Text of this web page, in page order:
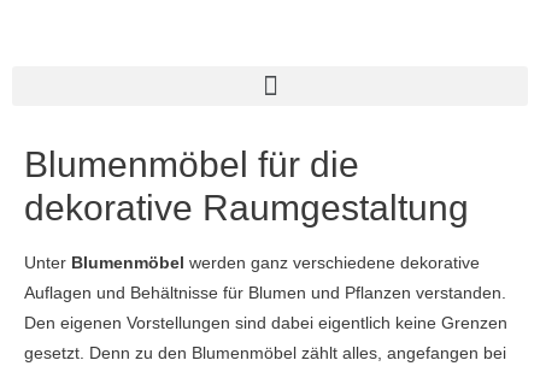
Blumenmöbel für die
dekorative Raumgestaltung
Unter Blumenmöbel werden ganz verschiedene dekorative
Auflagen und Behältnisse für Blumen und Pflanzen verstanden.
Den eigenen Vorstellungen sind dabei eigentlich keine Grenzen
gesetzt. Denn zu den Blumenmöbel zählt alles, angefangen bei